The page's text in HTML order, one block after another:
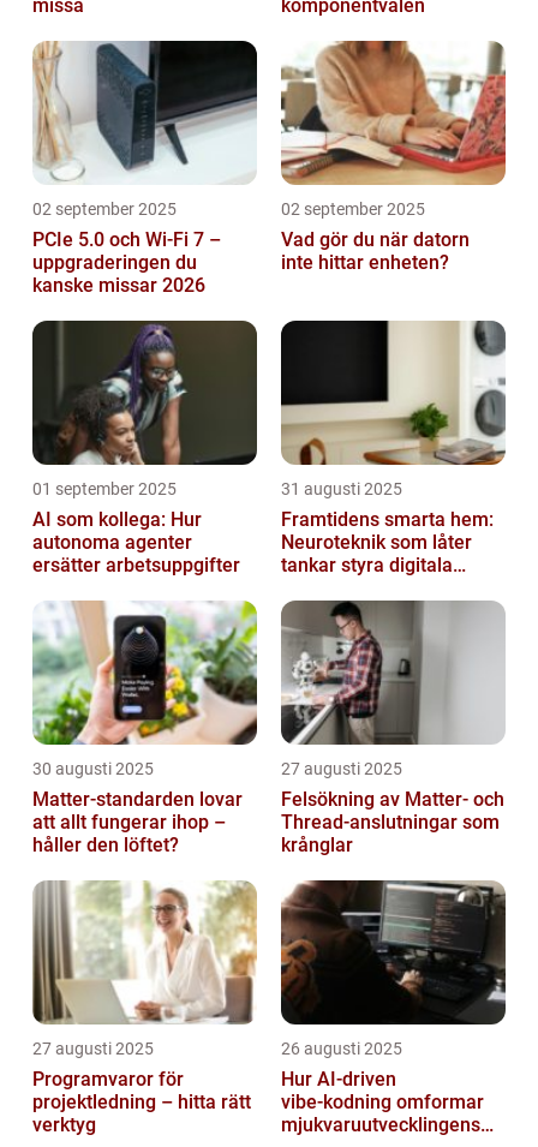
missa komponentvalen
02 september 2025
PCIe 5.0 och Wi-Fi 7 –
uppgraderingen du
kanske missar 2026
02 september 2025
Vad gör du när datorn
inte hittar enheten?
01 september 2025
AI som kollega: Hur
autonoma agenter
ersätter arbetsuppgifter
31 augusti 2025
Framtidens smarta hem:
Neuroteknik som låter
tankar styra digitala
30 augusti 2025
Matter-standarden lovar
att allt fungerar ihop –
håller den löftet?
27 augusti 2025
Felsökning av Matter‑ och
Thread‑anslutningar som
krånglar
27 augusti 2025
Programvaror för
projektledning – hitta rätt
verktyg
26 augusti 2025
Hur AI‑driven
vibe‑kodning omformar
mjukvaruutvecklingens